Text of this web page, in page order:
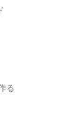
る